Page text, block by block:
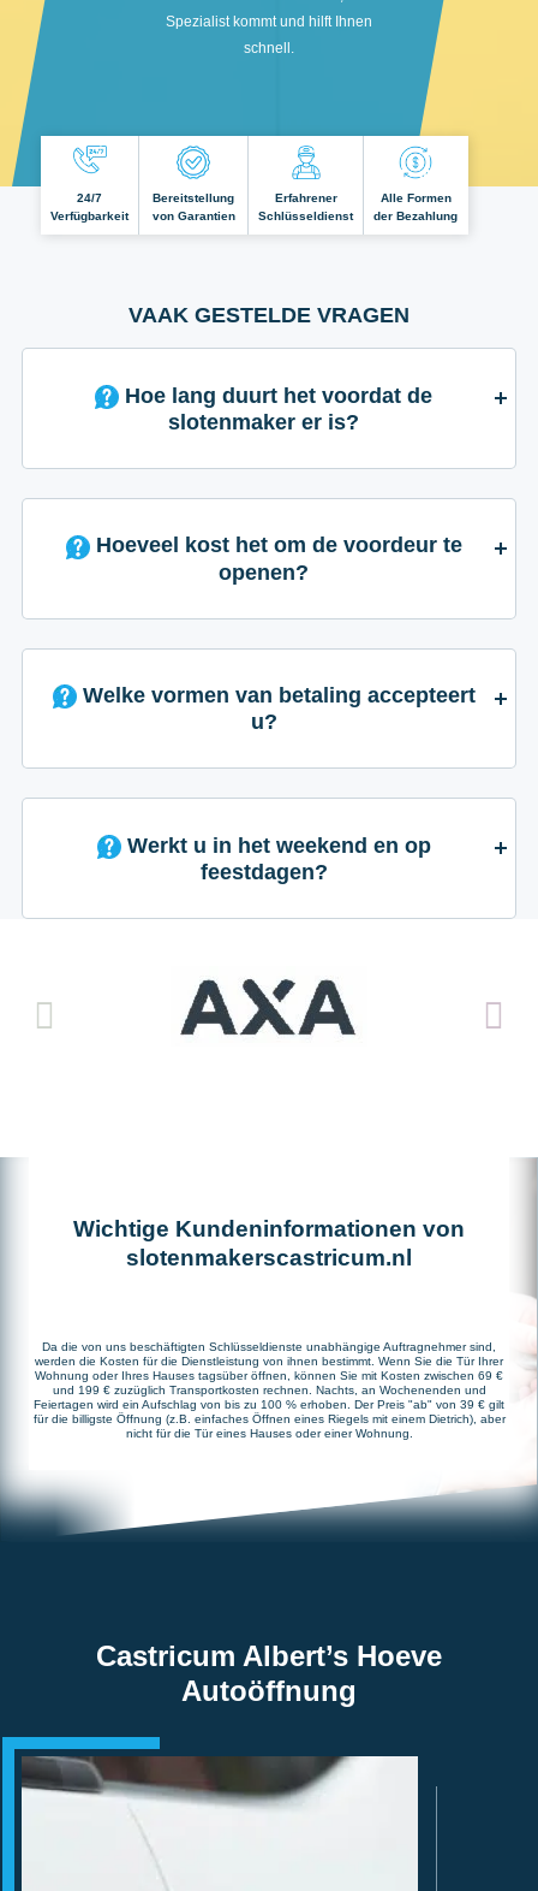
Spezialist kommt und hilft Ihnen
schnell.
24/7
Verfügbarkeit
Bereitstellung
von Garantien
Erfahrener
Schlüsseldienst
Alle Formen
der Bezahlung
VAAK GESTELDE VRAGEN
slotenmaker er is?
Hoeveel kost het om de voordeur te
openen?
Welke vormen van betaling accepteert
u?
Werkt u in het weekend en op
feestdagen?
Wichtige Kundeninformationen von
slotenmakerscastricum.nl
Da die von uns beschäftigten Schlüsseldienste unabhängige Auftragnehmer sind,
werden die Kosten für die Dienstleistung von ihnen bestimmt. Wenn Sie die Tür Ihrer
Wohnung oder Ihres Hauses tagsüber öffnen, können Sie mit Kosten zwischen 69 €
und 199 € zuzüglich Transportkosten rechnen. Nachts, an Wochenenden und
Feiertagen wird ein Aufschlag von bis zu 100 % erhoben. Der Preis "ab" von 39 € gilt
für die billigste Öffnung (z.B. einfaches Öffnen eines Riegels mit einem Dietrich), aber
nicht für die Tür eines Hauses oder einer Wohnung.
Castricum Albert’s Hoeve
Autoöffnung